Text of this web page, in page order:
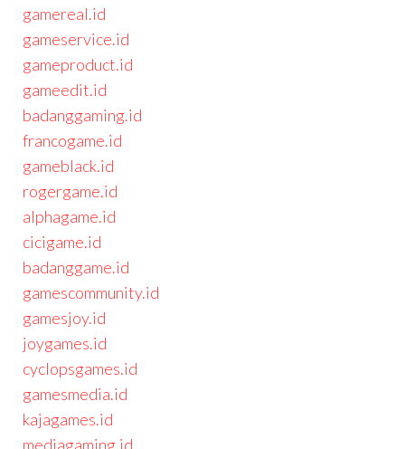
gamereal.id
gameservice.id
gameproduct.id
gameedit.id
badanggaming.id
francogame.id
gameblack.id
rogergame.id
alphagame.id
cicigame.id
badanggame.id
gamescommunity.id
gamesjoy.id
joygames.id
cyclopsgames.id
gamesmedia.id
kajagames.id
mediagaming.id